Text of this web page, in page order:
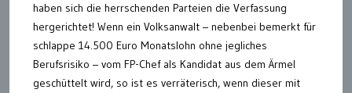
haben sich die herrschenden Parteien die Verfassung
hergerichtet! Wenn ein Volksanwalt – nebenbei bemerkt für
schlappe 14.500 Euro Monatslohn ohne jegliches
Berufsrisiko – vom FP-Chef als Kandidat aus dem Ärmel
geschüttelt wird, so ist es verräterisch, wenn dieser mit